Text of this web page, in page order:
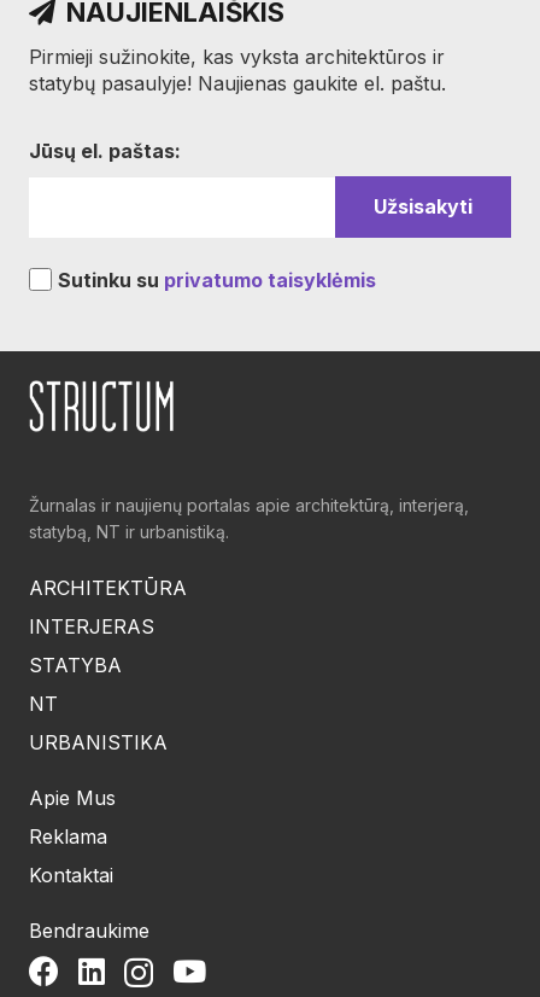
NAUJIENLAIŠKIS
Pirmieji sužinokite, kas vyksta architektūros ir
statybų pasaulyje! Naujienas gaukite el. paštu.
Jūsų el. paštas:
Sutinku su privatumo taisyklėmis
Žurnalas ir naujienų portalas apie architektūrą, interjerą,
statybą, NT ir urbanistiką.
ARCHITEKTŪRA
INTERJERAS
STATYBA
NT
URBANISTIKA
Apie Mus
Reklama
Kontaktai
Bendraukime